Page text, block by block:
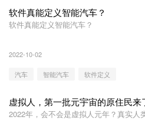
软件真能定义智能汽车？
软件真能定义智能汽车？
2022-10-02
汽车 智能汽车 软件定义
虚拟人，第一批元宇宙的原住民来
2022年，会不会是虚拟人元年？真实人